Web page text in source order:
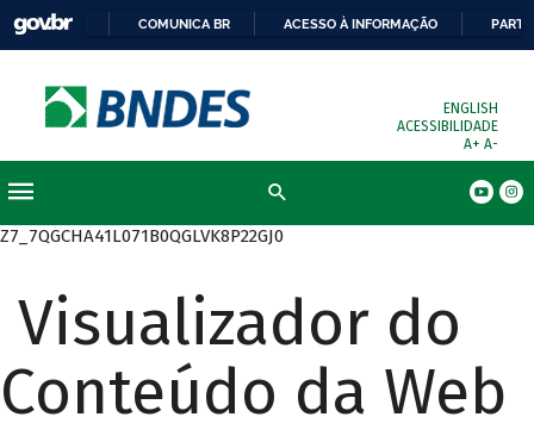
COMUNICA BR ACESSO À INFORMAÇÃO
ENGLISH
ACESSIBILIDADE
A+ A-
Z7_7QGCHA41L071B0QGLVK8P22GJ0
Visualizador do
Conteúdo da Web